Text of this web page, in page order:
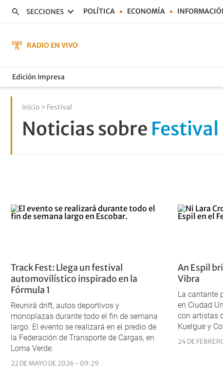
SECCIONES POLÍTICA ECONOMÍA
RADIO EN VIVO
Edición Impresa
Inicio > Festival
Noticias sobre Festival
Track Fest: Llega un festival
automovilístico inspirado en la
Fórmula 1
Reunirá drift, autos deportivos y
monoplazas durante todo el fin de semana
largo. El evento se realizará en el predio de
la Federación de Transporte de Cargas, en
Loma Verde.
22 DE MAYO DE 2026 - 09:29
An Espil
Vibra
La cantante
en Ciudad
con artistas
Kuelgue y
24 DE